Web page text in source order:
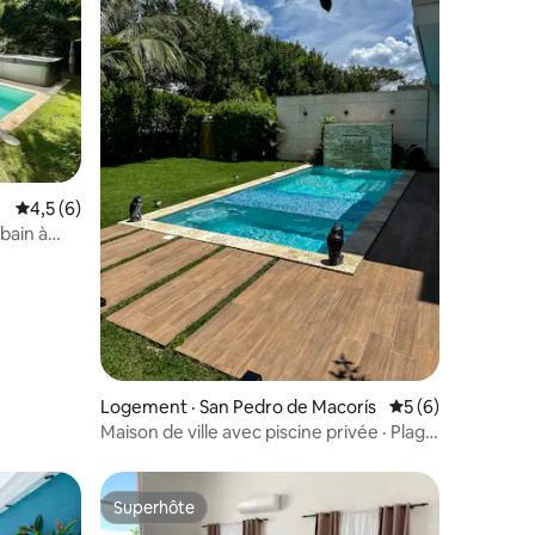
Note moyenne de 4,5 sur 5, 6 commentaires
4,5 (6)
à
Logement · San Pedro de Macorís Note moyenne
5 (6)
Maison de ville avec piscine privée · Plage
Superhôte
Superhôte